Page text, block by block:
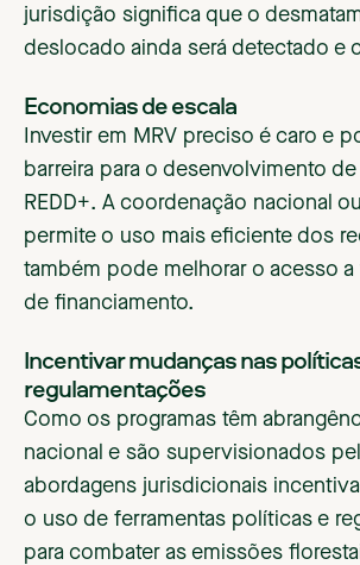
jurisdição significa que o
deslocado ainda será detectado e
Economias de escala
Investir em MRV preciso é caro e
barreira para o desenvolvimento
REDD+. A coordenação nacional
permite o uso mais eficiente dos
também pode melhorar o acesso
de financiamento.
Incentivar mudanças nas
regulamentações
Como os programas têm
nacional e são supervisionados
abordagens jurisdicionais
o uso de ferramentas políticas e
para combater as emissões